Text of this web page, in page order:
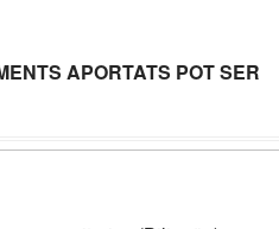
APORTATS POT SER